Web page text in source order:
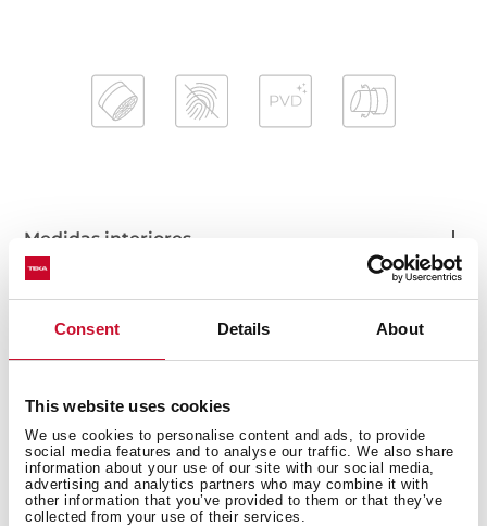
Consent Details About
This website uses cookies
We use cookies to personalise content and ads, to provide
social media features and to analyse our traffic. We also share
information about your use of our site with our social media,
advertising and analytics partners who may combine it with
other information that you’ve provided to them or that they’ve
collected from your use of their services.
Medidas interiores
Medidas gerais
Modelos